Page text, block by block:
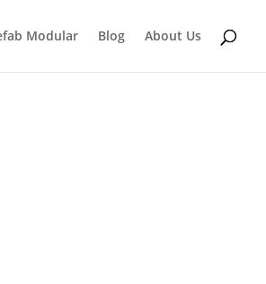
Modular Blog About Us